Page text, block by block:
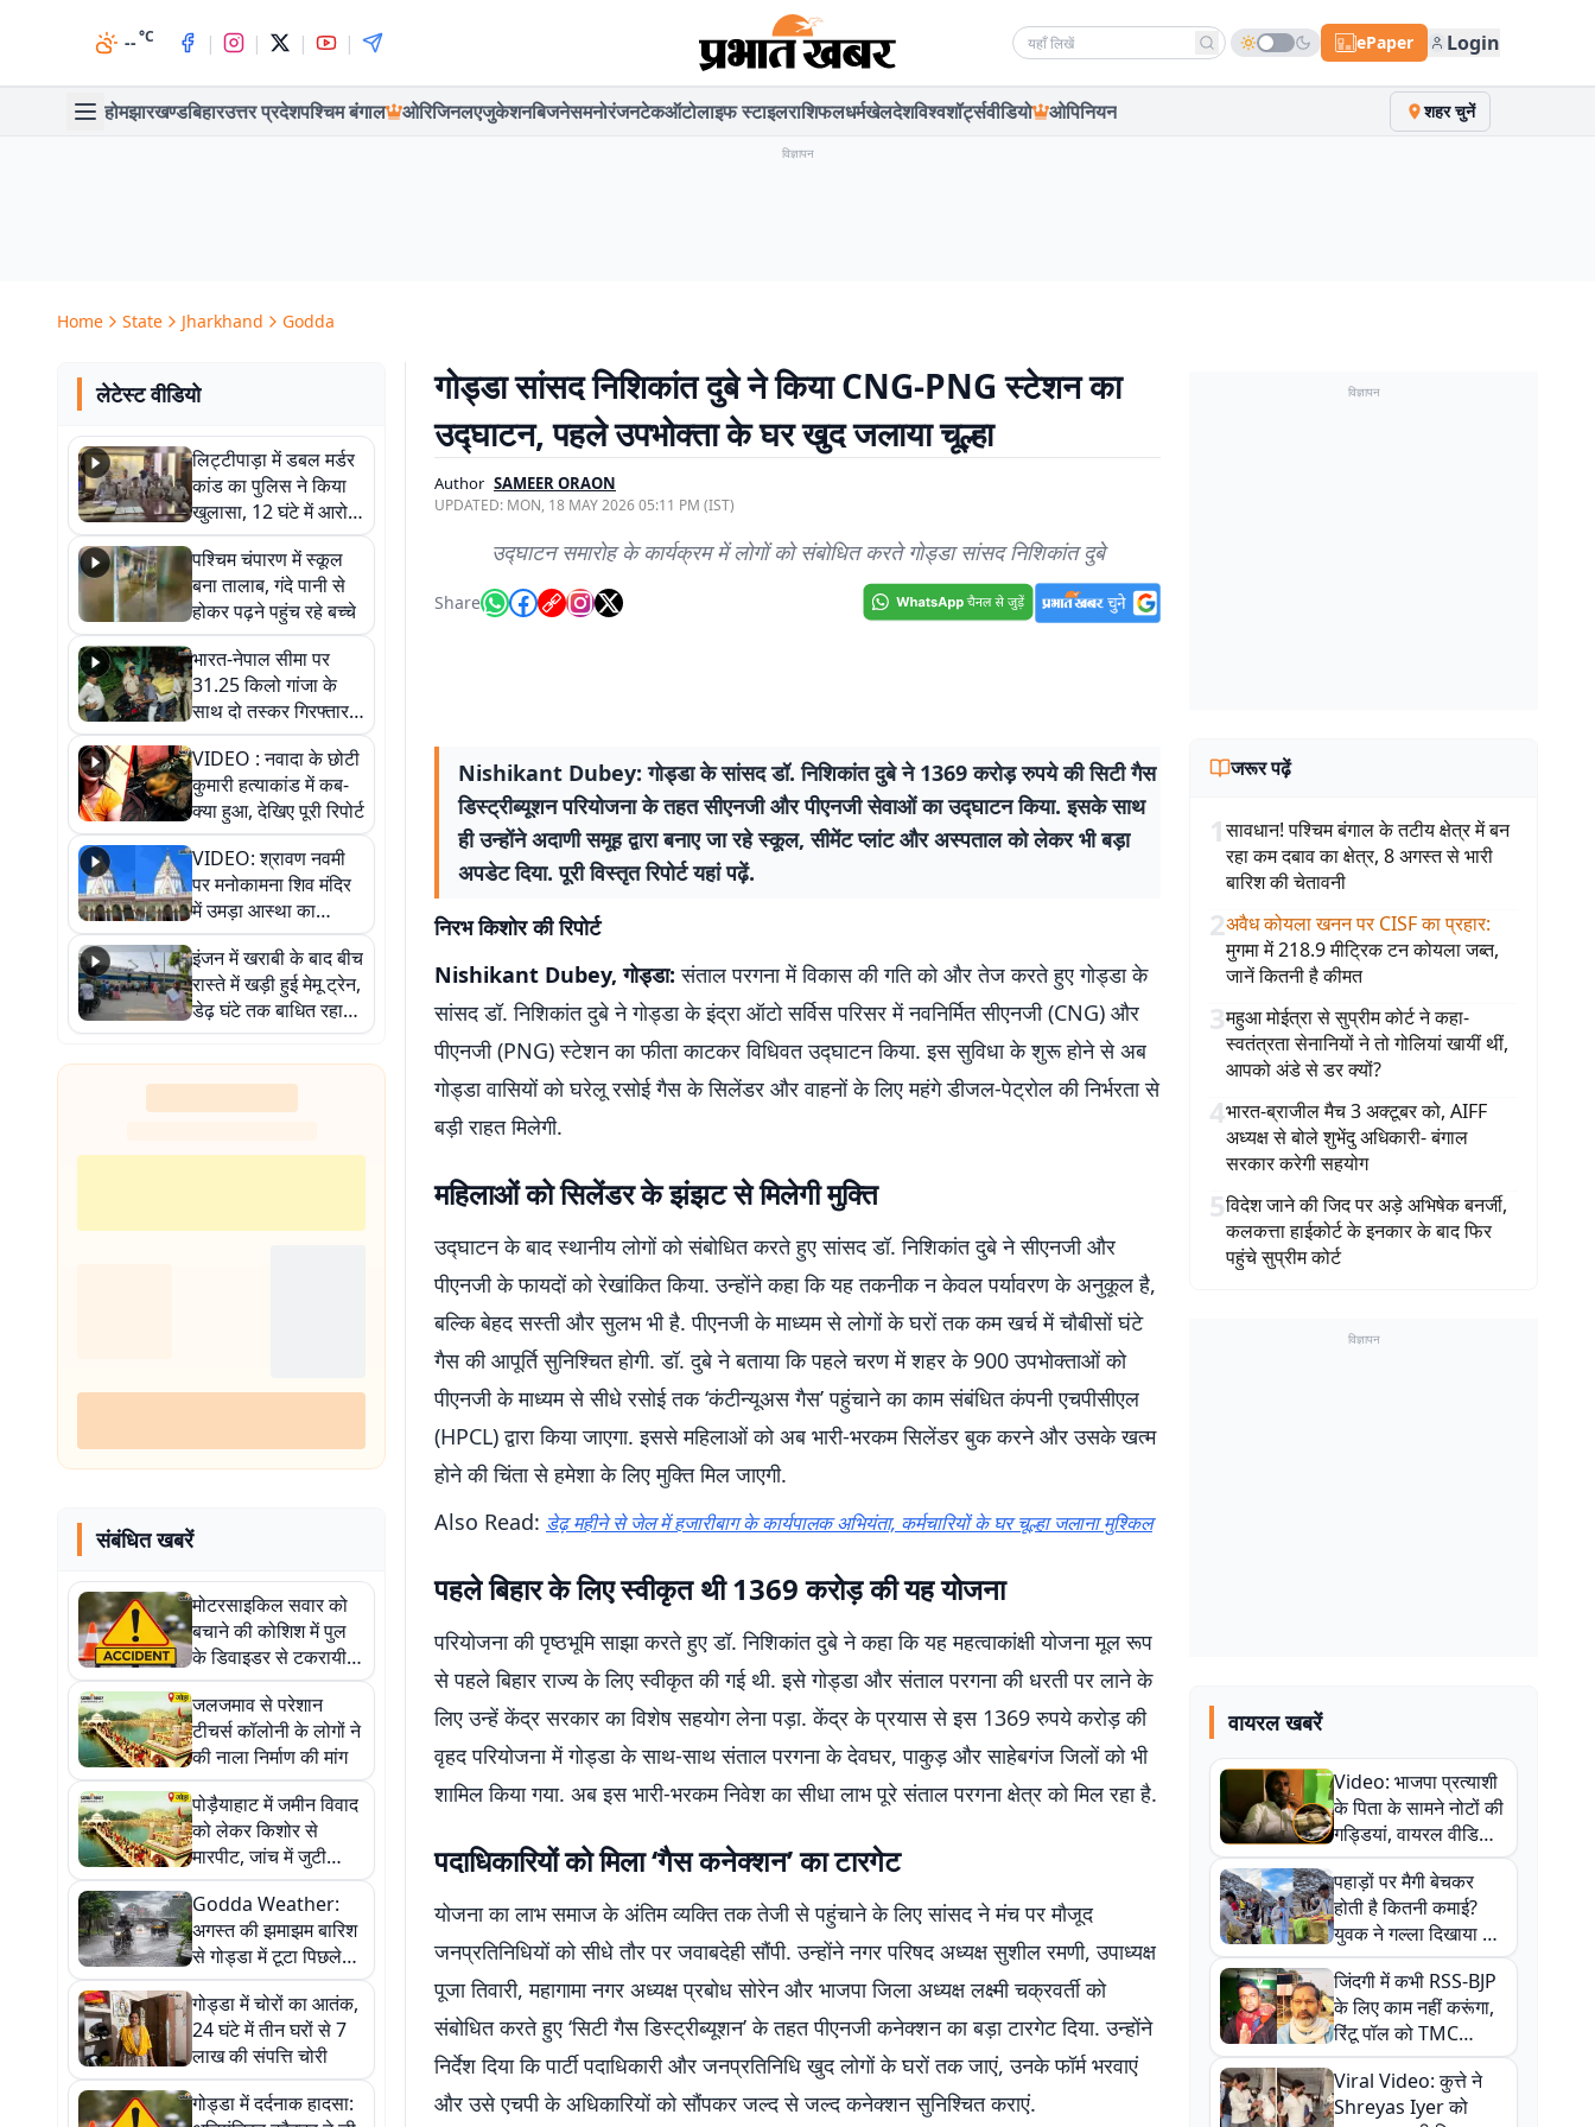
--°C | | | | Search news ePaper Login
होमझारखण्डबिहारउत्तर प्रदेशपश्चिम बंगाल ओरिजिनलएजुकेशनबिजनेसमनोरंजनटेकऑटोलाइफ स्टाइलराशिफलधर्मखेलदेशविश्वशॉर्ट्सवीडियो ओपिनियन शहर चुनें
विज्ञापन
Home State Jharkhand Godda
लेटेस्ट वीडियो
लिट्टीपाड़ा में डबल मर्डर
कांड का पुलिस ने किया
खुलासा, 12 घंटे में आरोपी
गिरफ्तार
पश्चिम चंपारण में स्कूल
बना तालाब, गंदे पानी से
होकर पढ़ने पहुंच रहे बच्चे
भारत-नेपाल सीमा पर
31.25 किलो गांजा के
साथ दो तस्कर गिरफ्तार,
नेपाली नंबर की बाइक
जब्त
VIDEO : नवादा के छोटी
कुमारी हत्याकांड में कब-
क्या हुआ, देखिए पूरी रिपोर्ट
VIDEO: श्रावण नवमी
पर मनोकामना शिव मंदिर
में उमड़ा आस्था का
सैलाब, हर-हर महादेव के
जयघोष से गूंजा परिसर
इंजन में खराबी के बाद बीच
रास्ते में खड़ी हुई मेमू ट्रेन,
डेढ़ घंटे तक बाधित रहा
आवागमन
संबंधित खबरें
मोटरसाइकिल सवार को
बचाने की कोशिश में पुल
के डिवाइडर से टकरायी
हाइवा
जलजमाव से परेशान
टीचर्स कॉलोनी के लोगों ने
की नाला निर्माण की मांग
पोड़ैयाहाट में जमीन विवाद
को लेकर किशोर से
मारपीट, जांच में जुटी
पुलिस
Godda Weather:
अगस्त की झमाझम बारिश
से गोड्डा में टूटा पिछले
साल का रिकॉर्ड
गोड्डा में चोरों का आतंक,
24 घंटे में तीन घरों से 7
लाख की संपत्ति चोरी
गोड्डा में दर्दनाक हादसा:
गोड्डा सांसद निशिकांत दुबे ने किया CNG-PNG स्टेशन का
उद्घाटन, पहले उपभोक्ता के घर खुद जलाया चूल्हा
Author SAMEER ORAON
UPDATED: MON, 18 MAY 2026 05:11 PM (IST)
उद्घाटन समारोह के कार्यक्रम में लोगों को संबोधित करते गोड्डा सांसद निशिकांत दुबे
Share
Nishikant Dubey: गोड्डा के सांसद डॉ. निशिकांत दुबे ने 1369 करोड़ रुपये की सिटी गैस
डिस्ट्रीब्यूशन परियोजना के तहत सीएनजी और पीएनजी सेवाओं का उद्घाटन किया. इसके साथ
ही उन्होंने अदाणी समूह द्वारा बनाए जा रहे स्कूल, सीमेंट प्लांट और अस्पताल को लेकर भी बड़ा
अपडेट दिया. पूरी विस्तृत रिपोर्ट यहां पढ़ें.
निरभ किशोर की रिपोर्ट
Nishikant Dubey, गोड्डा: संताल परगना में विकास की गति को और तेज करते हुए गोड्डा के
सांसद डॉ. निशिकांत दुबे ने गोड्डा के इंद्रा ऑटो सर्विस परिसर में नवनिर्मित सीएनजी (CNG) और
पीएनजी (PNG) स्टेशन का फीता काटकर विधिवत उद्घाटन किया. इस सुविधा के शुरू होने से अब
गोड्डा वासियों को घरेलू रसोई गैस के सिलेंडर और वाहनों के लिए महंगे डीजल-पेट्रोल की निर्भरता से
बड़ी राहत मिलेगी.
महिलाओं को सिलेंडर के झंझट से मिलेगी मुक्ति
उद्घाटन के बाद स्थानीय लोगों को संबोधित करते हुए सांसद डॉ. निशिकांत दुबे ने सीएनजी और
पीएनजी के फायदों को रेखांकित किया. उन्होंने कहा कि यह तकनीक न केवल पर्यावरण के अनुकूल है,
बल्कि बेहद सस्ती और सुलभ भी है. पीएनजी के माध्यम से लोगों के घरों तक कम खर्च में चौबीसों घंटे
गैस की आपूर्ति सुनिश्चित होगी. डॉ. दुबे ने बताया कि पहले चरण में शहर के 900 उपभोक्ताओं को
पीएनजी के माध्यम से सीधे रसोई तक ‘कंटीन्यूअस गैस’ पहुंचाने का काम संबंधित कंपनी एचपीसीएल
(HPCL) द्वारा किया जाएगा. इससे महिलाओं को अब भारी-भरकम सिलेंडर बुक करने और उसके खत्म
होने की चिंता से हमेशा के लिए मुक्ति मिल जाएगी.
Also Read: डेढ़ महीने से जेल में हजारीबाग के कार्यपालक अभियंता, कर्मचारियों के घर चूल्हा जलाना मुश्किल
पहले बिहार के लिए स्वीकृत थी 1369 करोड़ की यह योजना
परियोजना की पृष्ठभूमि साझा करते हुए डॉ. निशिकांत दुबे ने कहा कि यह महत्वाकांक्षी योजना मूल रूप
से पहले बिहार राज्य के लिए स्वीकृत की गई थी. इसे गोड्डा और संताल परगना की धरती पर लाने के
लिए उन्हें केंद्र सरकार का विशेष सहयोग लेना पड़ा. केंद्र के प्रयास से इस 1369 रुपये करोड़ की
वृहद परियोजना में गोड्डा के साथ-साथ संताल परगना के देवघर, पाकुड़ और साहेबगंज जिलों को भी
शामिल किया गया. अब इस भारी-भरकम निवेश का सीधा लाभ पूरे संताल परगना क्षेत्र को मिल रहा है.
पदाधिकारियों को मिला ‘गैस कनेक्शन’ का टारगेट
योजना का लाभ समाज के अंतिम व्यक्ति तक तेजी से पहुंचाने के लिए सांसद ने मंच पर मौजूद
जनप्रतिनिधियों को सीधे तौर पर जवाबदेही सौंपी. उन्होंने नगर परिषद अध्यक्ष सुशील रमणी, उपाध्यक्ष
पूजा तिवारी, महागामा नगर अध्यक्ष प्रबोध सोरेन और भाजपा जिला अध्यक्ष लक्ष्मी चक्रवर्ती को
संबोधित करते हुए ‘सिटी गैस डिस्ट्रीब्यूशन’ के तहत पीएनजी कनेक्शन का बड़ा टारगेट दिया. उन्होंने
निर्देश दिया कि पार्टी पदाधिकारी और जनप्रतिनिधि खुद लोगों के घरों तक जाएं, उनके फॉर्म भरवाएं
और उसे एचपी के अधिकारियों को सौंपकर जल्द से जल्द कनेक्शन सुनिश्चित कराएं.
विज्ञापन
जरूर पढ़ें
1सावधान! पश्चिम बंगाल के तटीय क्षेत्र में बन
रहा कम दबाव का क्षेत्र, 8 अगस्त से भारी
बारिश की चेतावनी
2अवैध कोयला खनन पर CISF का प्रहार:
मुगमा में 218.9 मीट्रिक टन कोयला जब्त,
जानें कितनी है कीमत
3महुआ मोईत्रा से सुप्रीम कोर्ट ने कहा-
स्वतंत्रता सेनानियों ने तो गोलियां खायीं थीं,
आपको अंडे से डर क्यों?
4भारत-ब्राजील मैच 3 अक्टूबर को, AIFF
अध्यक्ष से बोले शुभेंदु अधिकारी- बंगाल
सरकार करेगी सहयोग
5विदेश जाने की जिद पर अड़े अभिषेक बनर्जी,
कलकत्ता हाईकोर्ट के इनकार के बाद फिर
पहुंचे सुप्रीम कोर्ट
विज्ञापन
वायरल खबरें
Video: भाजपा प्रत्याशी
के पिता के सामने नोटों की
गड्डियां, वायरल वीडियो
से राजनीति में उबाल,
अजित महतो बोले- TMC
की गंदी चाल
पहाड़ों पर मैगी बेचकर
होती है कितनी कमाई?
युवक ने गल्ला दिखाया तो
नौकरी वालों के खड़े हो गए
कान
जिंदगी में कभी RSS-BJP
के लिए काम नहीं करूंगा,
रिंटू पॉल को TMC
ऑफिस में ले जाकर पीटा,
Video वायरल
Viral Video: कुत्ते ने
Shreyas Iyer को